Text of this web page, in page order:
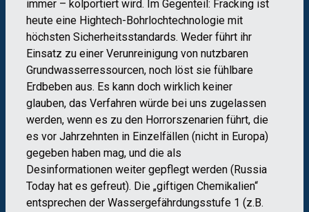
immer – kolportiert wird. Im Gegenteil: Fracking ist
heute eine Hightech-Bohrlochtechnologie mit
höchsten Sicherheitsstandards. Weder führt ihr
Einsatz zu einer Verunreinigung von nutzbaren
Grundwasserressourcen, noch löst sie fühlbare
Erdbeben aus. Es kann doch wirklich keiner
glauben, das Verfahren würde bei uns zugelassen
werden, wenn es zu den Horrorszenarien führt, die
es vor Jahrzehnten in Einzelfällen (nicht in Europa)
gegeben haben mag, und die als
Desinformationen weiter gepflegt werden (Russia
Today hat es gefreut). Die „giftigen Chemikalien“
entsprechen der Wassergefährdungsstufe 1 (z.B.